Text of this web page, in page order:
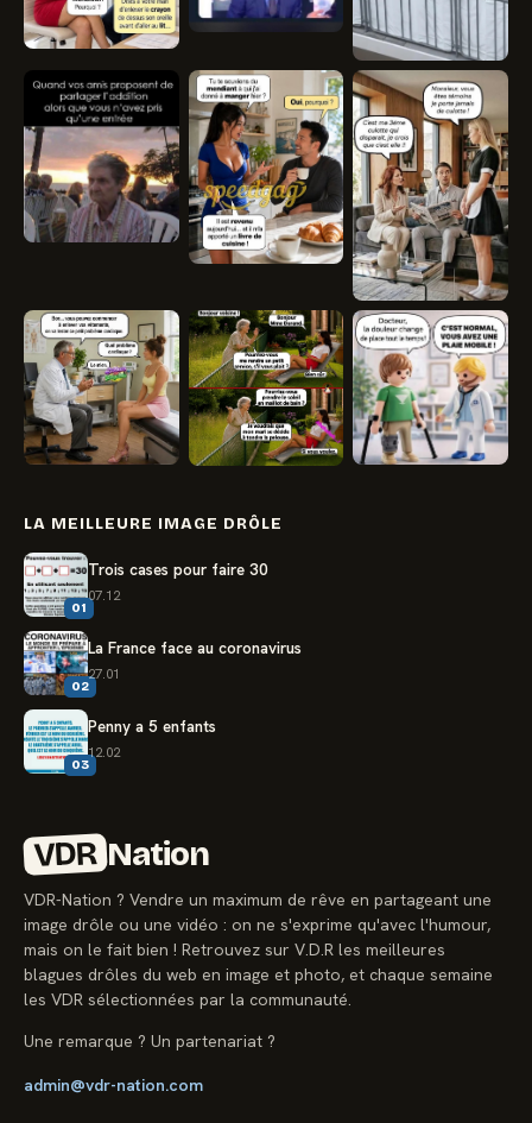
LA MEILLEURE IMAGE DRÔLE
01
Trois cases pour faire 30
07.12
02
La France face au coronavirus
27.01
03
Penny a 5 enfants
12.02
VDR Nation
VDR-Nation ? Vendre un maximum de rêve en partageant une
image drôle ou une vidéo : on ne s'exprime qu'avec l'humour,
mais on le fait bien ! Retrouvez sur V.D.R les meilleures
blagues drôles du web en image et photo, et chaque semaine
les VDR sélectionnées par la communauté.
Une remarque ? Un partenariat ?
admin@vdr-nation.com